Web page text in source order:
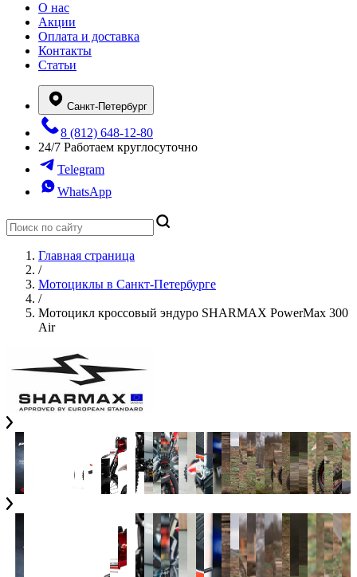
О нас
Акции
Оплата и доставка
Контакты
Статьи
Санкт-Петербург
8 (812) 648-12-80
24/7 Работаем круглосуточно
Telegram
WhatsApp
Главная страница
/
Мотоциклы в Санкт-Петербурге
/
Мотоцикл кроссовый эндуро SHARMAX PowerMax 300
Air